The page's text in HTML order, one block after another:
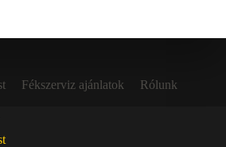
Fékszerviz ajánlatok
Rólunk